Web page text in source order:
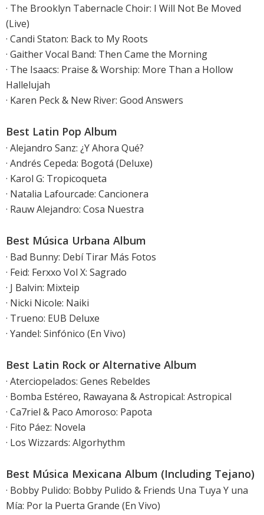
· The Brooklyn Tabernacle Choir: I Will Not Be Moved
(Live)
· Candi Staton: Back to My Roots
· Gaither Vocal Band: Then Came the Morning
· The Isaacs: Praise & Worship: More Than a Hollow
Hallelujah
· Karen Peck & New River: Good Answers
Best Latin Pop Album
· Alejandro Sanz: ¿Y Ahora Qué?
· Andrés Cepeda: Bogotá (Deluxe)
· Karol G: Tropicoqueta
· Natalia Lafourcade: Cancionera
· Rauw Alejandro: Cosa Nuestra
Best Música Urbana Album
· Bad Bunny: Debí Tirar Más Fotos
· Feid: Ferxxo Vol X: Sagrado
· J Balvin: Mixteip
· Nicki Nicole: Naiki
· Trueno: EUB Deluxe
· Yandel: Sinfónico (En Vivo)
Best Latin Rock or Alternative Album
· Aterciopelados: Genes Rebeldes
· Bomba Estéreo, Rawayana & Astropical: Astropical
· Ca7riel & Paco Amoroso: Papota
· Fito Páez: Novela
· Los Wizzards: Algorhythm
Best Música Mexicana Album (Including Tejano)
· Bobby Pulido: Bobby Pulido & Friends Una Tuya Y una
Mía: Por la Puerta Grande (En Vivo)